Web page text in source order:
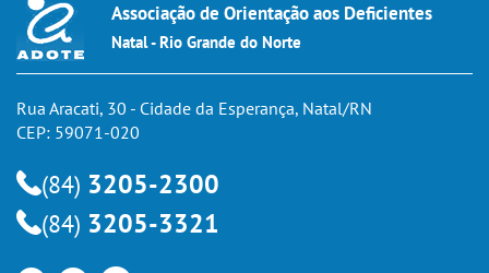
Associação de Orientação aos Deficientes
Natal - Rio Grande do Norte
Rua Aracati, 30 - Cidade da Esperança, Natal/RN
CEP: 59071-020
(84) 3205-2300
(84) 3205-3321